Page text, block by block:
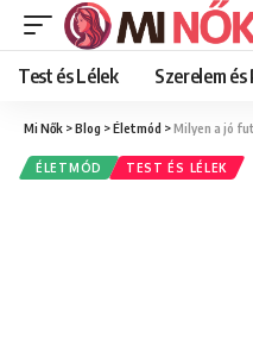
Test és Lélek Szerelem
Mi Nők >Blog >Életmód >Milyen a jó
ÉLETMÓD TEST ÉS LÉLEK